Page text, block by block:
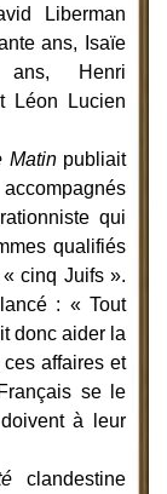
Liberman
ans, Isaïe
ans, Henri
Léon Lucien
Matin publiait
qui
qualifiés
cinq Juifs ».
: « Tout
donc aider la
affaires et
se le
à leur
clandestine